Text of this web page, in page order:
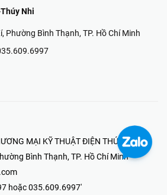
Nhi
Phường Bình Thạnh, TP. Hồ Chí Minh
MẠI KỸ THUẬT ĐIỆN THÚY NHI
Bình Thạnh, TP. Hồ Chí Minh
hoặc 035.609.6997'